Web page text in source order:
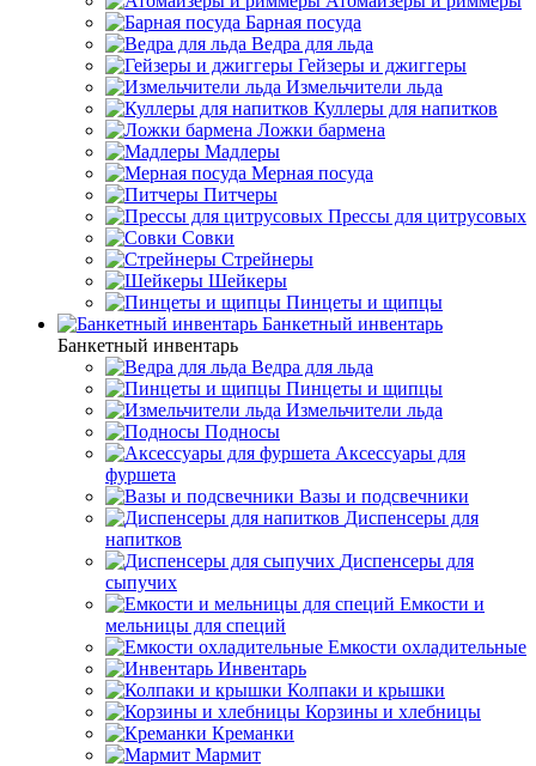
Барная посуда
Ведра для льда
Гейзеры и джиггеры
Измельчители льда
Куллеры для напитков
Ложки бармена
Мадлеры
Мерная посуда
Питчеры
Прессы для цитрусовых
Совки
Стрейнеры
Шейкеры
Пинцеты и щипцы
Банкетный инвентарь
Банкетный инвентарь
Ведра для льда
Пинцеты и щипцы
Измельчители льда
Подносы
Аксессуары для
фуршета
Вазы и подсвечники
Диспенсеры для
напитков
Диспенсеры для
сыпучих
Емкости и
мельницы для специй
Емкости охладительные
Инвентарь
Колпаки и крышки
Корзины и хлебницы
Креманки
Мармит